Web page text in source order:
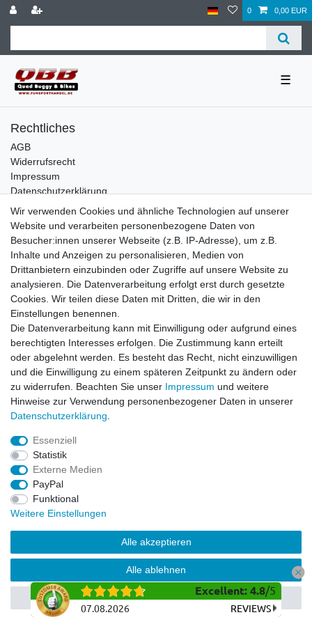
0 0,00 EUR
☰
Rechtliches
AGB
Widerrufsrecht
Impressum
Datenschutzerklärung
Service
FAQ / Ratgeber
Kinderquad
E-Bikes / Pedelecs
Dirt Bike & Pocketbike
Quad & ATV
Kinderbuggy | Gokart
© Copyright 2026 | Alle Rechte vorbehalten.
Excellent: 4.8/5
07.08.2026 REVIEWS
Wir verwenden Cookies und ähnliche Technologien auf unserer
Website und verarbeiten personenbezogene Daten von
Besucher:innen unserer Webseite (z.B. IP-Adresse), um z.B.
Inhalte und Anzeigen zu personalisieren, Medien von
Drittanbietern einzubinden oder Zugriffe auf unsere Website zu
analysieren. Die Datenverarbeitung erfolgt erst durch gesetzte
Cookies. Wir teilen diese Daten mit Dritten, die wir in den
Einstellungen benennen.
Die Datenverarbeitung kann mit Einwilligung oder aufgrund eines
berechtigten Interesses erfolgen. Die Zustimmung kann erteilt
oder abgelehnt werden. Es besteht das Recht, nicht einzuwilligen
und die Einwilligung zu einem späteren Zeitpunkt zu ändern oder
zu widerrufen. Beachten Sie unser Impressum und weitere
Hinweise zur Verwendung personenbezogener Daten in unserer
Daten­schutz­erklärung
Essenziell
Statistik
Externe Medien
PayPal
Funktional
Weitere Einstellungen
Alle akzeptieren
Alle ablehnen
Auswahl akzeptieren